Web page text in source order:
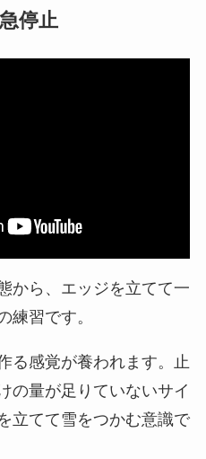
停止
から、エッジを立てて一
練習です。
る感覚が養われます。止
の量が足りていないサイ
立てて雪をつかむ意識で